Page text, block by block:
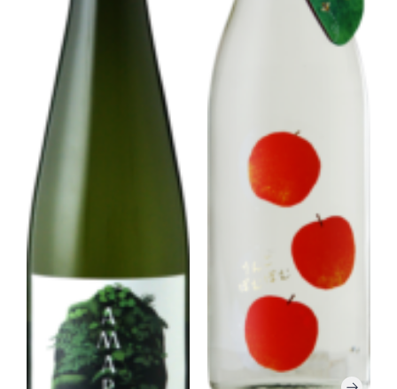
Follow Us